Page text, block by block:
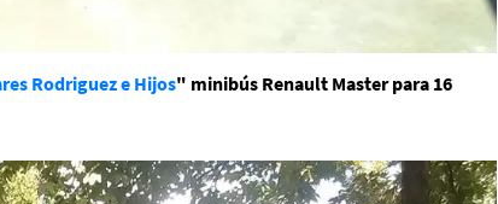
Rodriguez e Hijos" minibús Renault Master para 16